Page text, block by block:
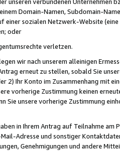
Domain-Namen, Subdomain-
einer sozialen Netzwerk-Website
oder
verletzen.
wir nach unserem alleinigen
erneut zu stellen, sobald Sie
2) Ihr Konto im Zusammenhang mit
vorherige Zustimmung keinen
Sie unsere vorherige Zustimmung
in Ihrem Antrag auf Teilnahme
Adresse und sonstiger
Genehmigungen und andere